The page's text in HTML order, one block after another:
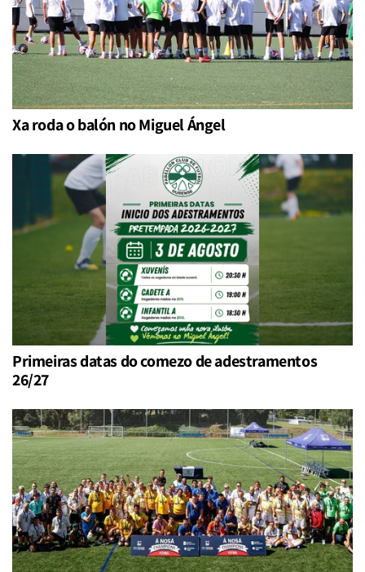
Xa roda o balón no Miguel Ángel
Primeiras datas do comezo de adestramentos
26/27